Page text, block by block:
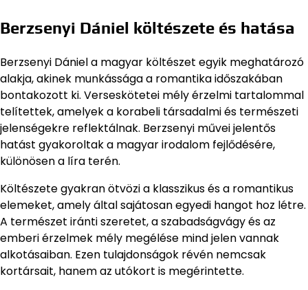
Berzsenyi Dániel költészete és hatása
Berzsenyi Dániel a magyar költészet egyik meghatározó
alakja, akinek munkássága a romantika időszakában
bontakozott ki. Verseskötetei mély érzelmi tartalommal
telítettek, amelyek a korabeli társadalmi és természeti
jelenségekre reflektálnak. Berzsenyi művei jelentős
hatást gyakoroltak a magyar irodalom fejlődésére,
különösen a líra terén.
Költészete gyakran ötvözi a klasszikus és a romantikus
elemeket, amely által sajátosan egyedi hangot hoz létre.
A természet iránti szeretet, a szabadságvágy és az
emberi érzelmek mély megélése mind jelen vannak
alkotásaiban. Ezen tulajdonságok révén nemcsak
kortársait, hanem az utókort is megérintette.